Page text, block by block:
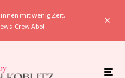
mit wenig Zeit.
Crew Abo!